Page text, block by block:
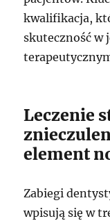
kwalifikacja,
skuteczność w
Leczenie
element
Zabiegi
wpisują się w